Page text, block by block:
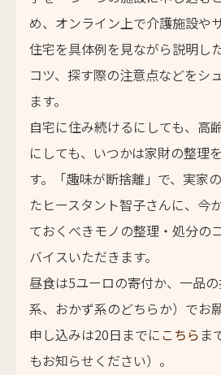
め、オンライン上で介護施設や
住宅を具体例を見ながら説明し
コツ、探す際の注意点などをシ
ます。
自宅に住み続けるにしても、高
にしても、いつかは家財の整理
す。「趣味が断捨離」で、実家
たヒースタント智子さんに、今
ておくべきモノの整理・処分の
バイスいただきます。
昼食は5ユーロの寄付か、一品
系、おかず系のどちらか）でお
申し込みは20日までにこちら ま
もお知らせください）。